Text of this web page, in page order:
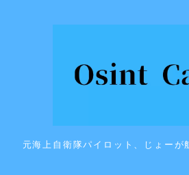
元海上自衛隊パイロット、じょーが